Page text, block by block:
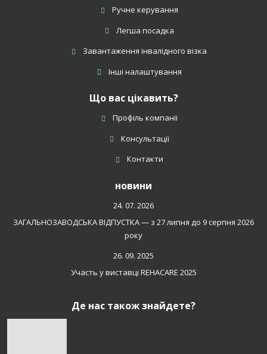
Ручне керування
Легша посадка
Завантаження інвалідного візка
Інші налаштування
Що вас цікавить?
Профіль компанії
Консультації
Контакти
новини
24. 07. 2026
ЗАГАЛЬНОЗАВОДСЬКА ВІДПУСТКА — з 27 липня до 9 серпня 2026
року
26. 09. 2025
Участь у виставці REHACARE 2025
Де нас також знайдете?